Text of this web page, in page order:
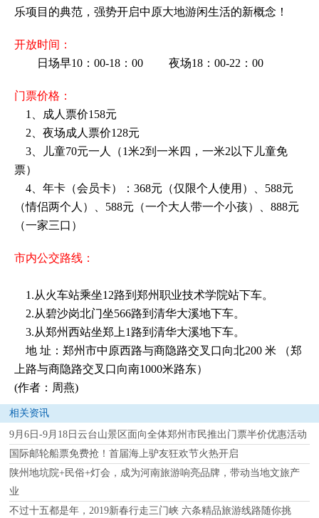
乐项目的典范，强势开启中原大地游闲生活的新概念！
开放时间：
日场早10：00-18：00 夜场18：00-22：00
门票价格：
1、成人票价158元
2、夜场成人票价128元
3、儿童70元一人（1米2到一米四，一米2以下儿童免
票）
4、年卡（会员卡）：368元（仅限个人使用）、588元
（情侣两个人）、588元（一个大人带一个小孩）、888元
（一家三口）
市内公交路线：
1.从火车站乘坐12路到郑州职业技术学院站下车。
2.从碧沙岗北门坐566路到清华大溪地下车。
3.从郑州西站坐郑上1路到清华大溪地下车。
地 址：郑州市中原西路与商隐路交叉口向北200 米 （郑
上路与商隐路交叉口向南1000米路东）
(作者：周燕)
相关资讯
9月6日-9月18日云台山景区面向全体郑州市民推出门票半价优惠活动
国际邮轮船票免费抢！首届海上驴友狂欢节火热开启
陕州地坑院+民俗+灯会，成为河南旅游响亮品牌，带动当地文旅产
业
不过十五都是年，2019新春行走三门峡 六条精品旅游线路随你挑